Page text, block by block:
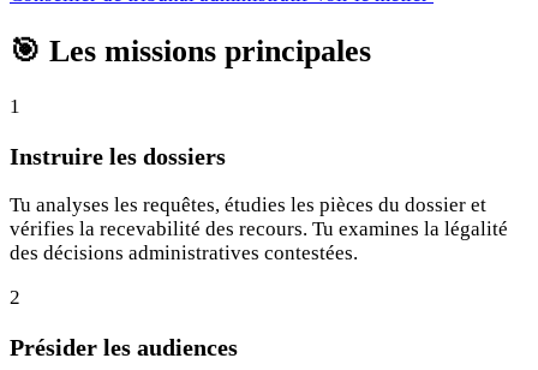
🎯 Les missions principales
1
Instruire les dossiers
Tu analyses les requêtes, étudies les pièces du dossier et
vérifies la recevabilité des recours. Tu examines la légalité
des décisions administratives contestées.
2
Présider les audiences